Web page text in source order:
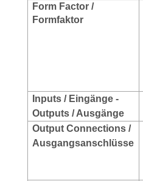
Form Factor /
Formfaktor
Inputs / Eingänge -
Outputs / Ausgänge
Output Connections /
Ausgangsanschlüsse